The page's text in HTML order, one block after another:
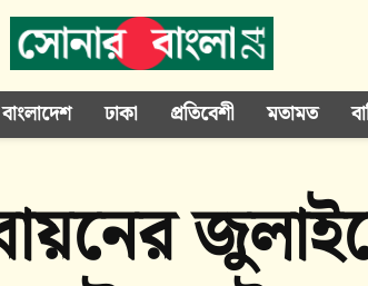
বাংলাদেশ ঢাকা প্রতিবেশী মতামত